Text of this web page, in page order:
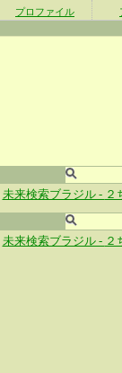
プロファイル
未来検索ブラジル - ２
未来検索ブラジル - ２